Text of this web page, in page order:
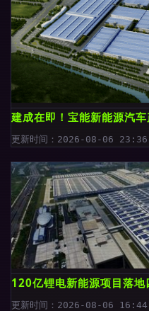
建成在即！宝能新能源汽
更新时间：2026-08-06
120亿锂电新能源项目落
更新时间：2026-08-06